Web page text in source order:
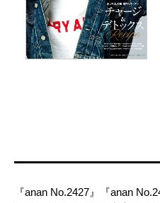
『anan No.2427』『anan